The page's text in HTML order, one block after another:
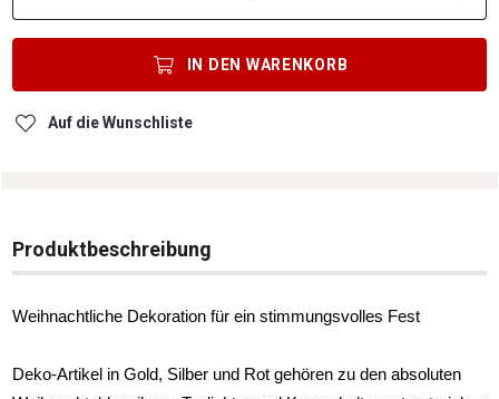
IN DEN WARENKORB
Auf die Wunschliste
Produktbeschreibung
Weihnachtliche Dekoration für ein stimmungsvolles Fest
Deko-Artikel in Gold, Silber und Rot gehören zu den absoluten